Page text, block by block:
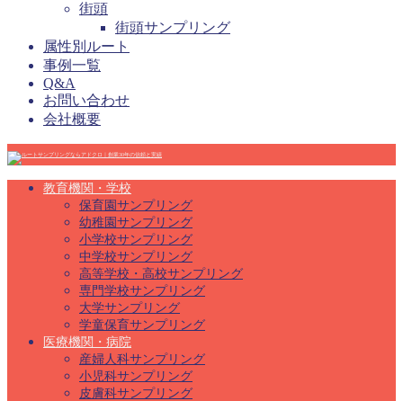
街頭
街頭サンプリング
属性別ルート
事例一覧
Q&A
お問い合わせ
会社概要
教育機関・学校
保育園サンプリング
幼稚園サンプリング
小学校サンプリング
中学校サンプリング
高等学校・高校サンプリング
専門学校サンプリング
大学サンプリング
学童保育サンプリング
医療機関・病院
産婦人科サンプリング
小児科サンプリング
皮膚科サンプリング